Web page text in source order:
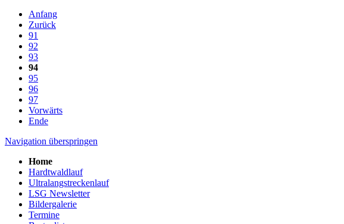
Anfang
Zurück
91
92
93
94
95
96
97
Vorwärts
Ende
Navigation überspringen
Home
Hardtwaldlauf
Ultralangstreckenlauf
LSG Newsletter
Bildergalerie
Termine